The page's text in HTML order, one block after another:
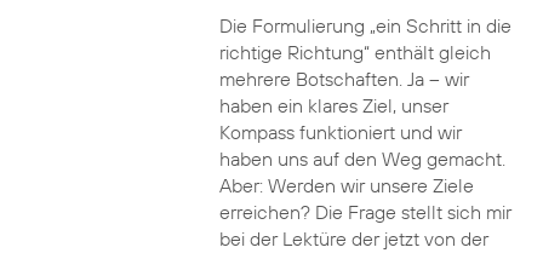
Die Formulierung „ein Schritt in die
richtige Richtung“ enthält gleich
mehrere Botschaften. Ja – wir
haben ein klares Ziel, unser
Kompass funktioniert und wir
haben uns auf den Weg gemacht.
Aber: Werden wir unsere Ziele
erreichen? Die Frage stellt sich mir
bei der Lektüre der jetzt von der